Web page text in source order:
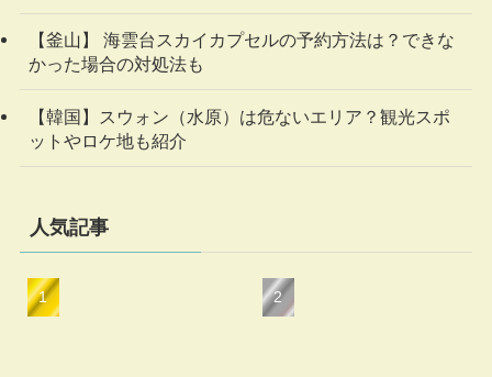
【釜山】 海雲台スカイカプセルの予約方法は？できな
かった場合の対処法も
【韓国】スウォン（水原）は危ないエリア？観光スポ
ットやロケ地も紹介
人気記事